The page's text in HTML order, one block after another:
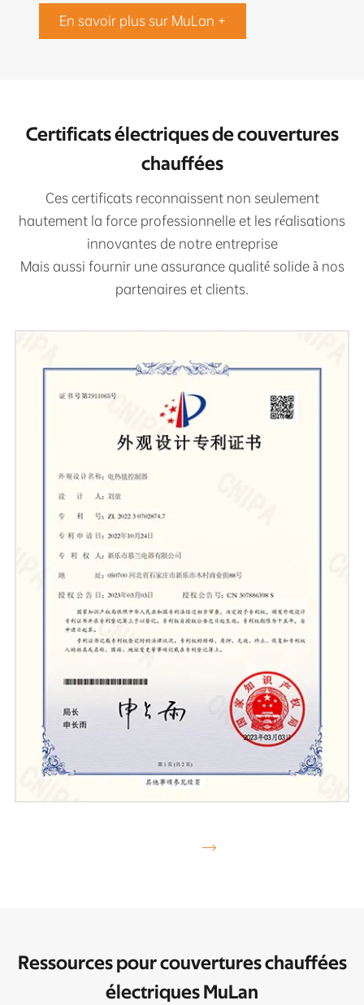
En savoir plus sur MuLan +
Certificats électriques de couvertures
chauffées
Ces certificats reconnaissent non seulement
hautement la force professionnelle et les réalisations
innovantes de notre entreprise
Mais aussi fournir une assurance qualité solide à nos
partenaires et clients.

Ressources pour couvertures chauffées
électriques MuLan